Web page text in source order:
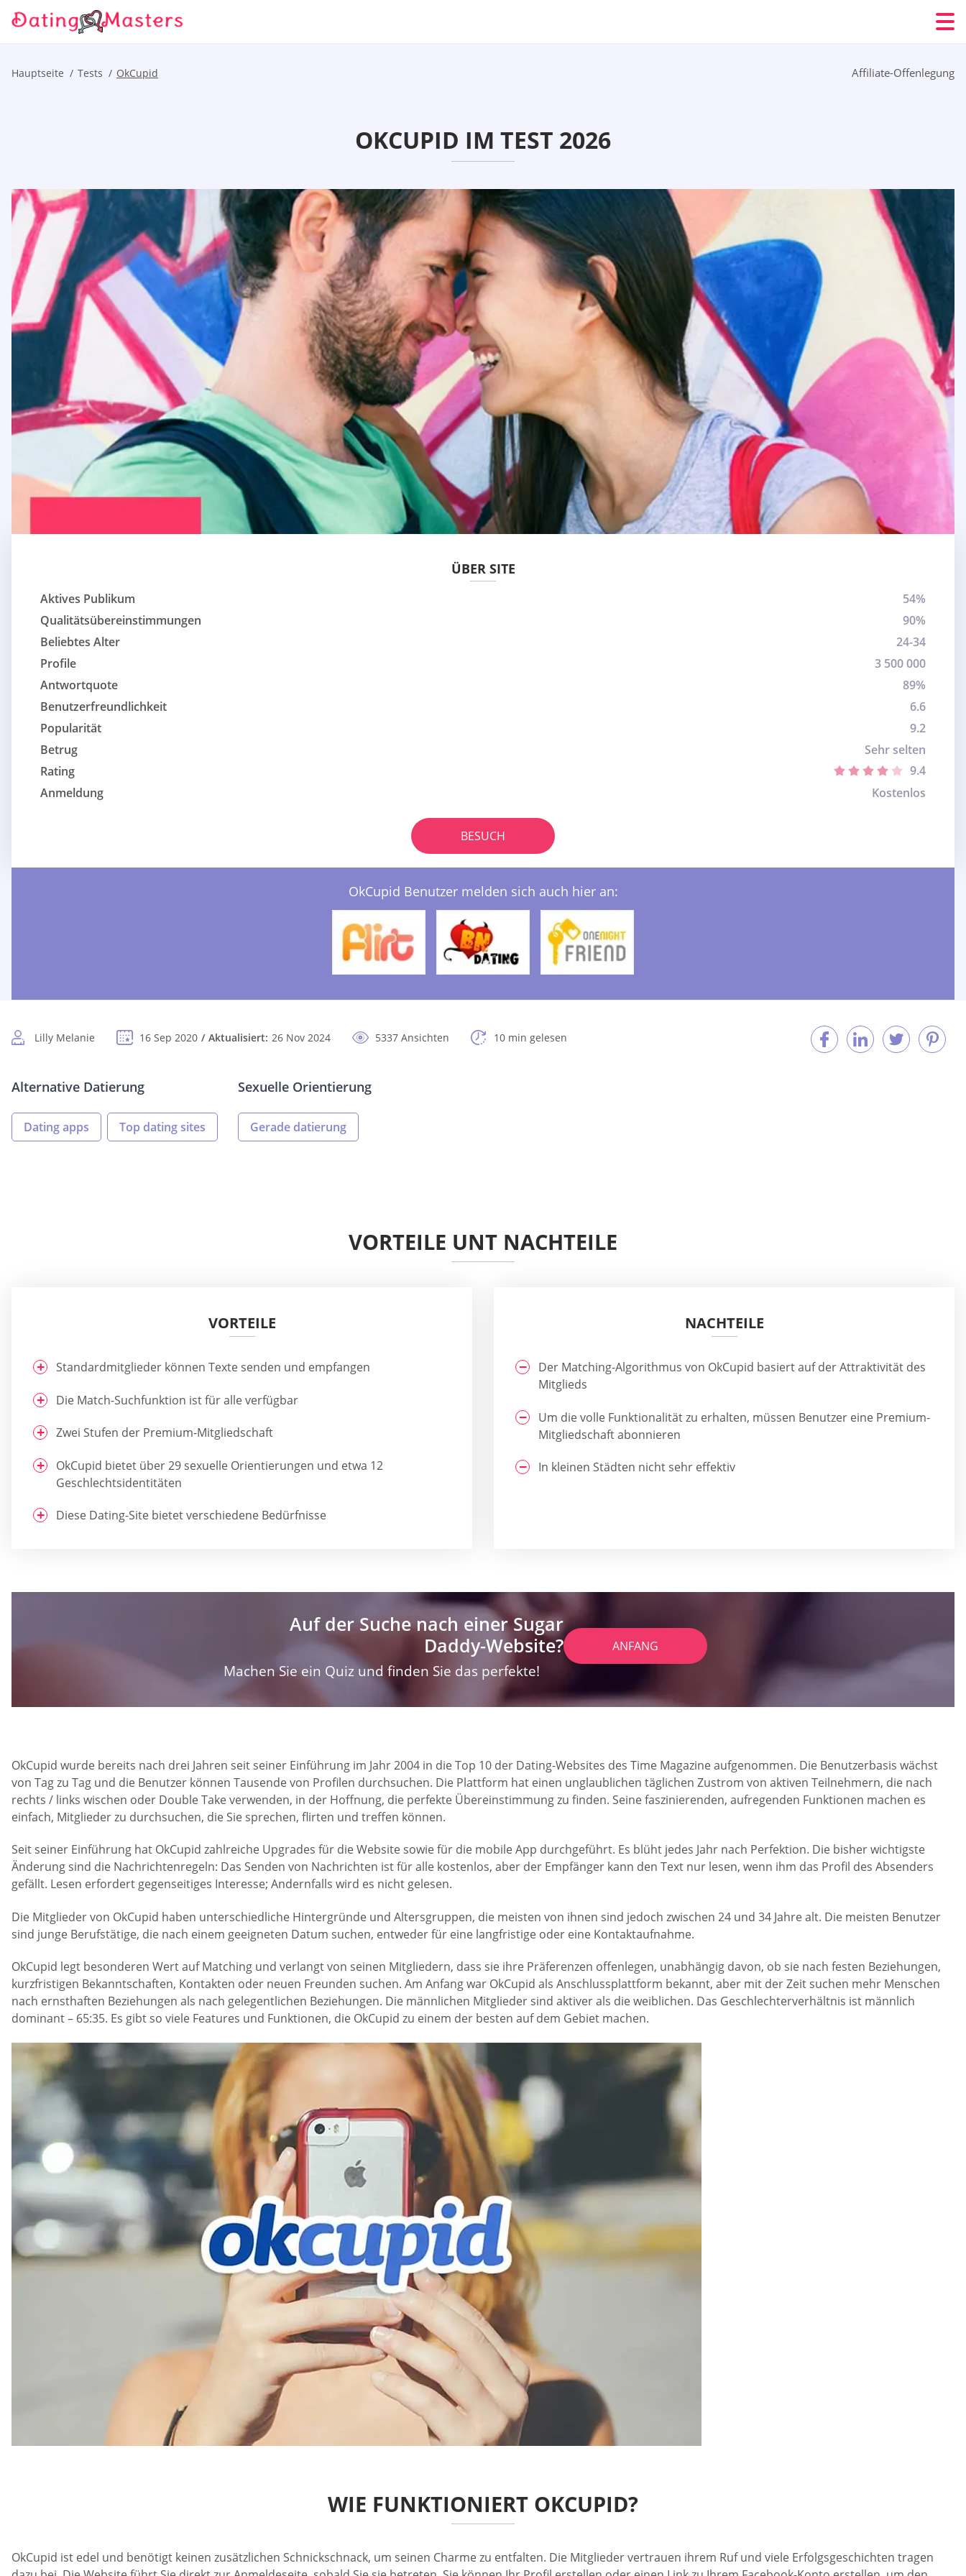
Hauptseite Tests OkCupid Affiliate-Offenlegung
OKCUPID IM TEST 2026
ÜBER SITE
Aktives Publikum
54%
Qualitätsübereinstimmungen
90%
Beliebtes Alter
24-34
Profile
3 500 000
Antwortquote
89%
Benutzerfreundlichkeit
6.6
Popularität
9.2
Betrug
Sehr selten
Rating
9.4
Anmeldung
Kostenlos
BESUCH
OkCupid Benutzer melden sich auch hier an:
Lilly Melanie 16 Sep 2020 Aktualisiert: 26 Nov 2024 5337 Ansichten 10 min gelesen
Alternative Datierung
Dating apps Top dating sites
Sexuelle Orientierung
Gerade datierung
VORTEILE UNT NACHTEILE
VORTEILE
Standardmitglieder können Texte senden und empfangen
Die Match-Suchfunktion ist für alle verfügbar
Zwei Stufen der Premium-Mitgliedschaft
OkCupid bietet über 29 sexuelle Orientierungen und etwa 12
Geschlechtsidentitäten
Diese Dating-Site bietet verschiedene Bedürfnisse
NACHTEILE
Der Matching-Algorithmus von OkCupid basiert auf der Attraktivität des
Mitglieds
Um die volle Funktionalität zu erhalten, müssen Benutzer eine Premium-
Mitgliedschaft abonnieren
In kleinen Städten nicht sehr effektiv
Auf der Suche nach einer Sugar
Daddy-Website?
Machen Sie ein Quiz und finden Sie das perfekte!
ANFANG
OkCupid wurde bereits nach drei Jahren seit seiner Einführung im Jahr 2004 in die Top 10 der Dating-Websites des Time Magazine aufgenommen. Die Benutzerbasis wächst
von Tag zu Tag und die Benutzer können Tausende von Profilen durchsuchen. Die Plattform hat einen unglaublichen täglichen Zustrom von aktiven Teilnehmern, die nach
rechts / links wischen oder Double Take verwenden, in der Hoffnung, die perfekte Übereinstimmung zu finden. Seine faszinierenden, aufregenden Funktionen machen es
einfach, Mitglieder zu durchsuchen, die Sie sprechen, flirten und treffen können.
Seit seiner Einführung hat OkCupid zahlreiche Upgrades für die Website sowie für die mobile App durchgeführt. Es blüht jedes Jahr nach Perfektion. Die bisher wichtigste
Änderung sind die Nachrichtenregeln: Das Senden von Nachrichten ist für alle kostenlos, aber der Empfänger kann den Text nur lesen, wenn ihm das Profil des Absenders
gefällt. Lesen erfordert gegenseitiges Interesse; Andernfalls wird es nicht gelesen.
Die Mitglieder von OkCupid haben unterschiedliche Hintergründe und Altersgruppen, die meisten von ihnen sind jedoch zwischen 24 und 34 Jahre alt. Die meisten Benutzer
sind junge Berufstätige, die nach einem geeigneten Datum suchen, entweder für eine langfristige oder eine Kontaktaufnahme.
OkCupid legt besonderen Wert auf Matching und verlangt von seinen Mitgliedern, dass sie ihre Präferenzen offenlegen, unabhängig davon, ob sie nach festen Beziehungen,
kurzfristigen Bekanntschaften, Kontakten oder neuen Freunden suchen. Am Anfang war OkCupid als Anschlussplattform bekannt, aber mit der Zeit suchen mehr Menschen
nach ernsthaften Beziehungen als nach gelegentlichen Beziehungen. Die männlichen Mitglieder sind aktiver als die weiblichen. Das Geschlechterverhältnis ist männlich
dominant – 65:35. Es gibt so viele Features und Funktionen, die OkCupid zu einem der besten auf dem Gebiet machen.
WIE FUNKTIONIERT OKCUPID?
OkCupid ist edel und benötigt keinen zusätzlichen Schnickschnack, um seinen Charme zu entfalten. Die Mitglieder vertrauen ihrem Ruf und viele Erfolgsgeschichten tragen